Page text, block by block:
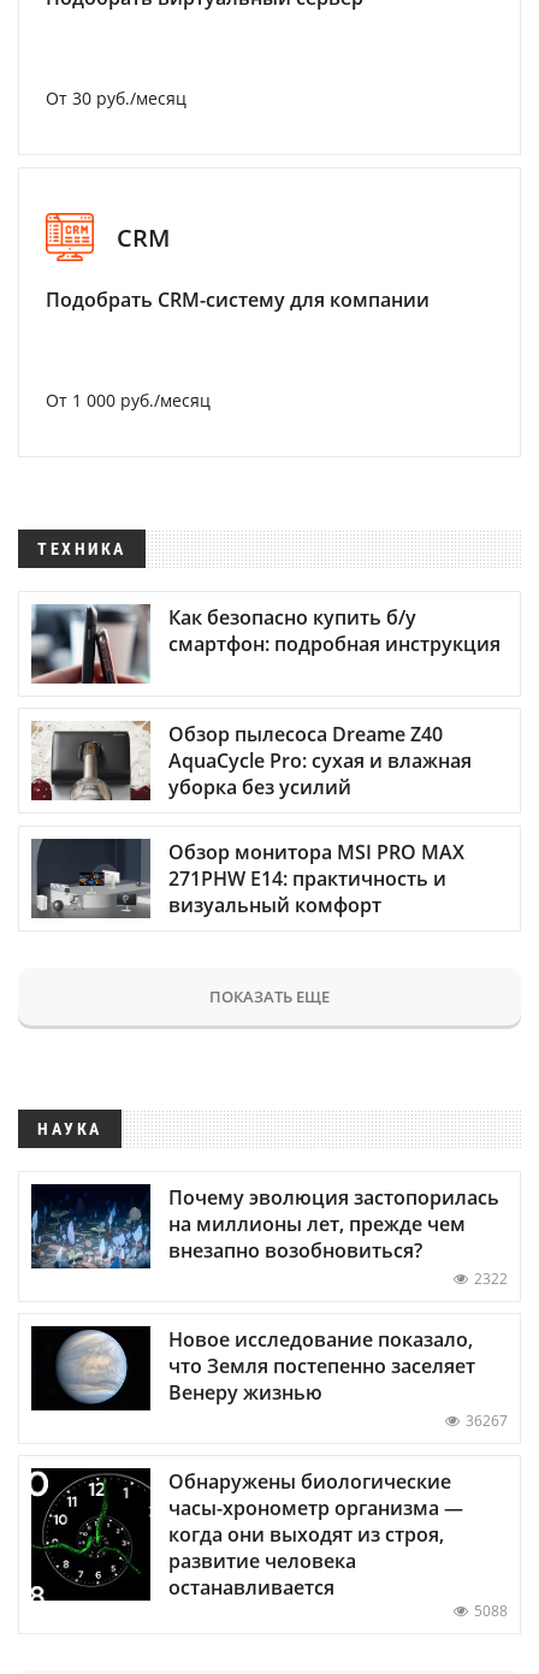
От 30 руб./месяц
CRM
Подобрать CRM-систему для компании
От 1 000 руб./месяц
ТЕХНИКА
Как безопасно купить б/у
смартфон: подробная инструкция
Обзор пылесоса Dreame Z40
AquaCycle Pro: сухая и влажная
уборка без усилий
Обзор монитора MSI PRO MAX
271PHW E14: практичность и
визуальный комфорт
ПОКАЗАТЬ ЕЩЕ
НАУКА
Почему эволюция застопорилась
на миллионы лет, прежде чем
внезапно возобновиться?
2322
Новое исследование показало,
что Земля постепенно заселяет
Венеру жизнью
36267
Обнаружены биологические
часы-хронометр организма —
когда они выходят из строя,
развитие человека
останавливается
5088